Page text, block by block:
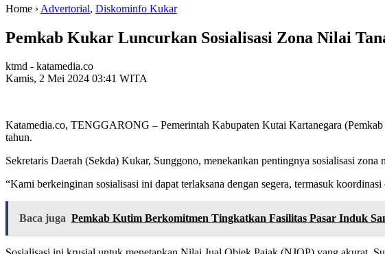
Home › Advertorial, Diskominfo Kukar
Pemkab Kukar Luncurkan Sosialisasi Zona Nilai
ktmd - katamedia.co
Kamis, 2 Mei 2024 03:41 WITA
Katamedia.co, TENGGARONG – Pemerintah Kabupaten Kutai Kartanegara
tahun.
Sekretaris Daerah (Sekda) Kukar, Sunggono, menekankan pentingnya sosialisasi zona
“Kami berkeinginan sosialisasi ini dapat terlaksana dengan segera, termasuk
Baca juga Pemkab Kutim Berkomitmen Tingkatkan Fasilitas Pasar Induk